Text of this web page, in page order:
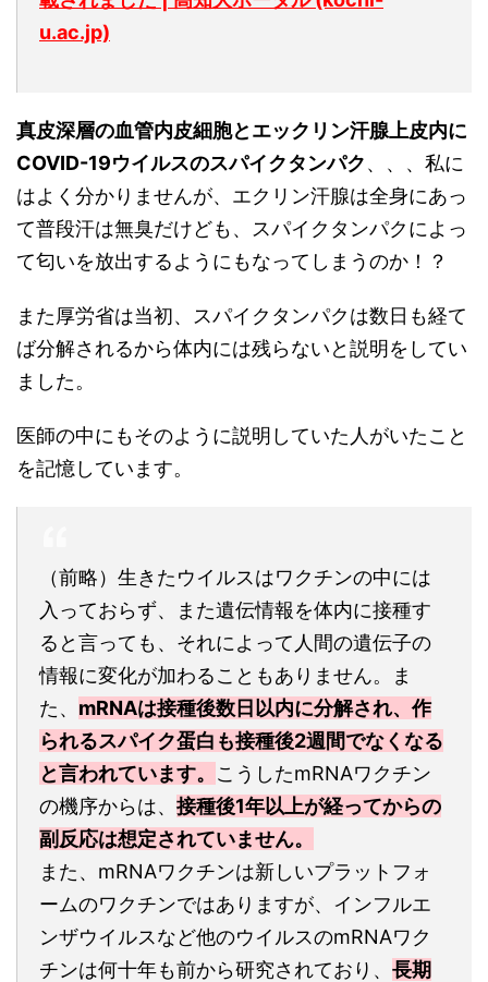
u.ac.jp)
真皮深層の血管内皮細胞とエックリン汗腺上皮内に
COVID-19ウイルスのスパイクタンパク、、、私に
はよく分かりませんが、エクリン汗腺は全身にあっ
て普段汗は無臭だけども、スパイクタンパクによっ
て匂いを放出するようにもなってしまうのか！？
また厚労省は当初、スパイクタンパクは数日も経て
ば分解されるから体内には残らないと説明をしてい
ました。
医師の中にもそのように説明していた人がいたこと
を記憶しています。
（前略）生きたウイルスはワクチンの中には
入っておらず、また遺伝情報を体内に接種す
ると言っても、それによって人間の遺伝子の
情報に変化が加わることもありません。ま
た、 mRNAは接種後数日以内に分解され、作
られるスパイク蛋白も接種後2週間でなくなる
と言われています。 こうしたmRNAワクチン
の機序からは、 接種後1年以上が経ってからの
副反応は想定されていません。
また、mRNAワクチンは新しいプラットフォ
ームのワクチンではありますが、インフルエ
ンザウイルスなど他のウイルスのmRNAワク
チンは何十年も前から研究されており、 長期